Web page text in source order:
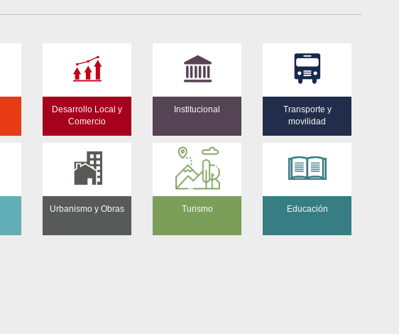
Desarrollo Local y
Comercio
Institucional
Transporte y
movilidad
Urbanismo y Obras Turismo Educación